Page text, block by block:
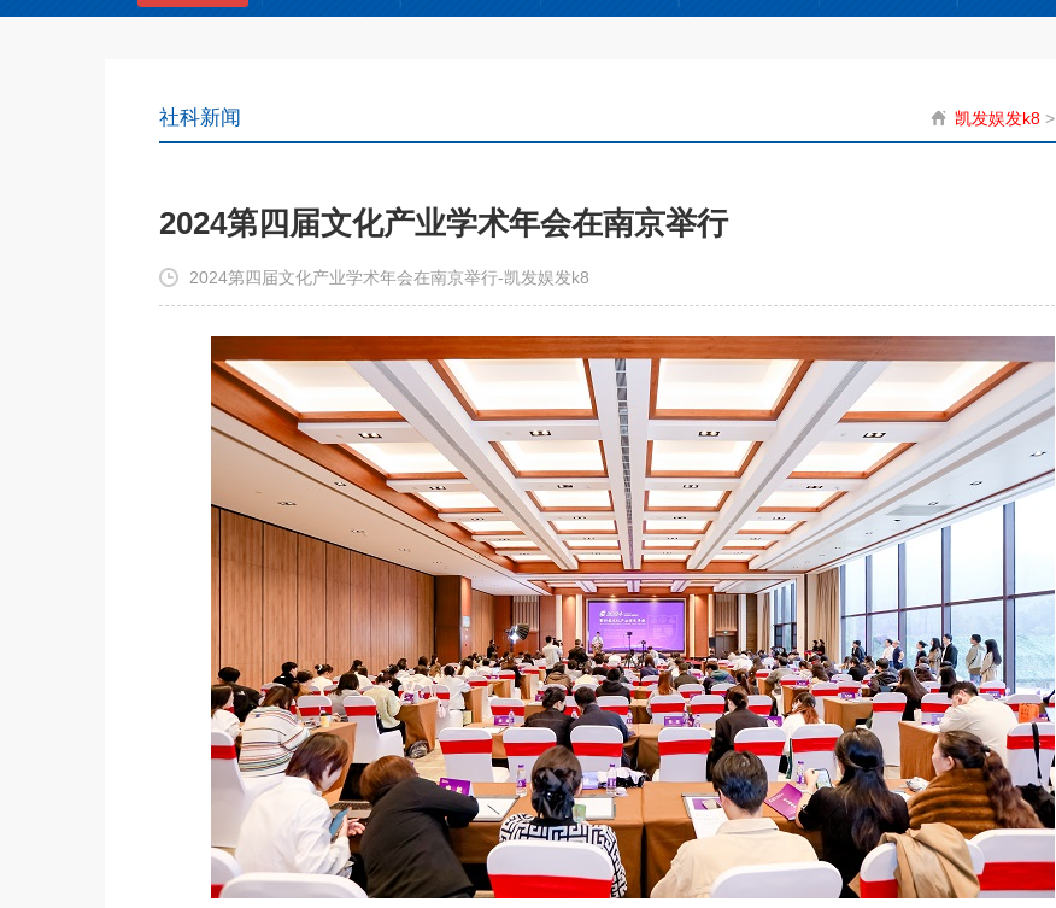
社科新闻 凯发娱发k8>
2024第四届文化产业学术年会在南京举行
2024第四届文化产业学术年会在南京举行-凯发娱发k8